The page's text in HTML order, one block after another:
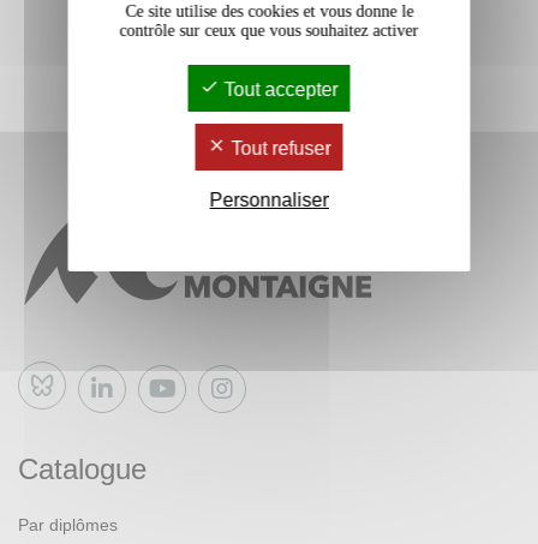
Bluesky
Catalogue
Par diplômes
Ce site utilise des cookies et vous donne le
contrôle sur ceux que vous souhaitez activer
Tout accepter
Tout refuser
Personnaliser